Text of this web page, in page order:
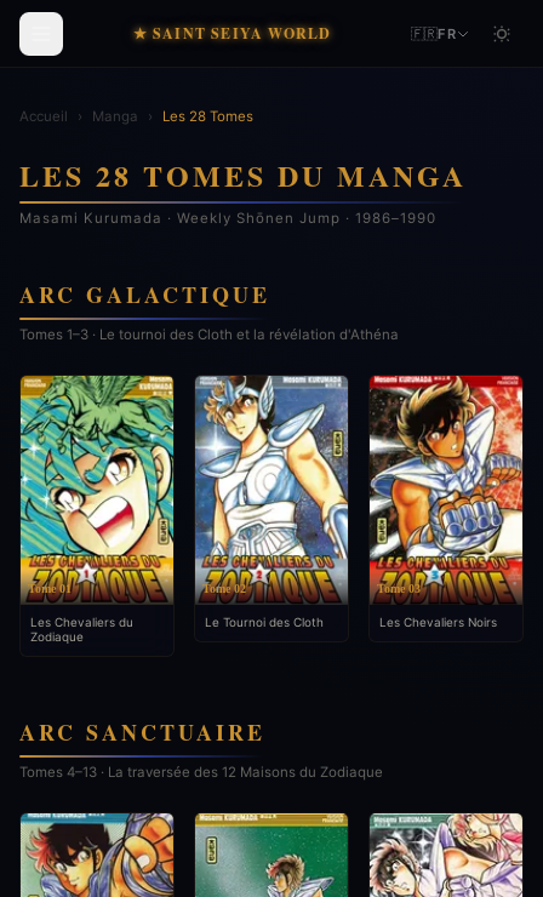
★ SAINT SEIYA WORLD 🇫🇷FR
Accueil › Manga › Les 28 Tomes
LES 28 TOMES DU MANGA
Masami Kurumada · Weekly Shōnen Jump · 1986–1990
ARC GALACTIQUE
Tomes 1–3 · Le tournoi des Cloth et la révélation d'Athéna
Tome 01
Les Chevaliers du
Zodiaque
Tome 02
Le Tournoi des Cloth
Tome 03
Les Chevaliers Noirs
ARC SANCTUAIRE
Tomes 4–13 · La traversée des 12 Maisons du Zodiaque